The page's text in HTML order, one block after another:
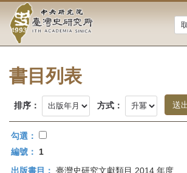
要
中
央
研
究
院-
臺
灣
書目列表
排序： 方式：
勾選：
編號：
1
出版書目： 臺灣史研究文獻類目 2014 年度